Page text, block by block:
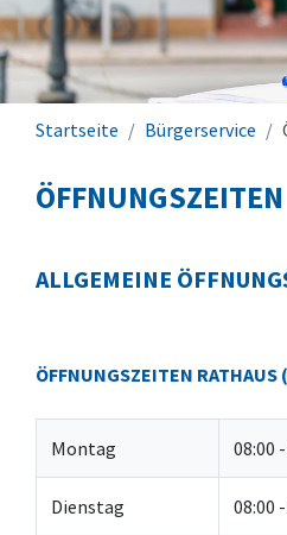
Startseite Bürgerservice
ÖFFNUNGSZEITEN
ALLGEMEINE
ÖFFNUNGSZEITEN RATHAUS
Montag 08:00
Dienstag 08:00